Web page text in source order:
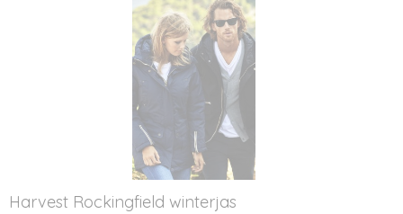
Harvest Rockingfield winterjas